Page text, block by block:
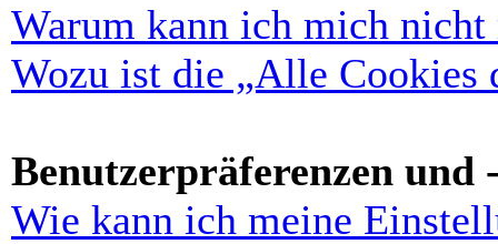
Warum kann ich mich nicht
Wozu ist die „Alle Cookies
Benutzerpräferenzen und
Wie kann ich meine